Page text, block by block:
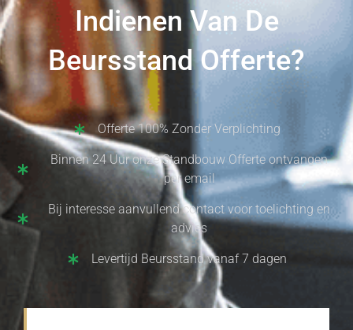
Indienen Van De
Beursstand Offerte?
Offerte 100% Zonder Verplichting
Binnen 24 Uur onze Standbouw Offerte ontvangen
per email
Bij interesse aanvullend contact voor toelichting en
advies
Levertijd Beursstand vanaf 7 dagen